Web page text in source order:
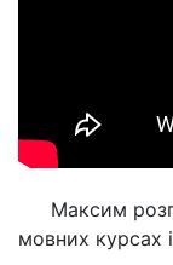
Максим
мовних курсах